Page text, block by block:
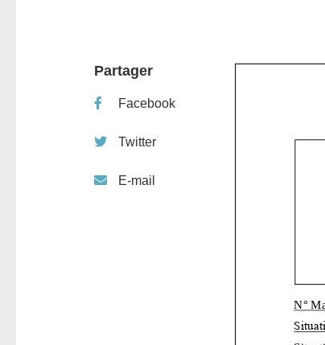
Partager
Facebook
Twitter
E-mail